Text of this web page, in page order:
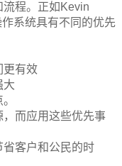
程。正如Kevin
系统具有不同的优先
更有效
大
而应用这些优先事
客户和公民的时